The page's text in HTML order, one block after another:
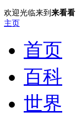
欢迎光临来到 来看看
主页
首页
百科
世界